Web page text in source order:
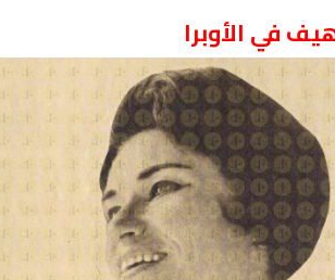
في الأوبرا